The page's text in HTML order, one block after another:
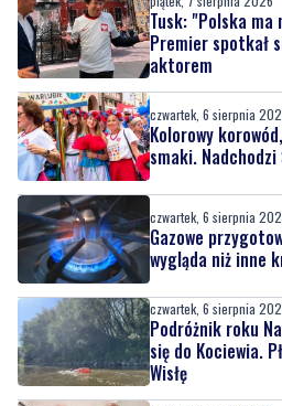
czwartek, 6 sierpnia
Kolorowy
smaki. Nadchodzi
czwartek, 6 sierpnia 2026
Gazowe
czwartek, 6 sierpnia
Podróżnik roku
się do Kociewia.
Wisłę
środa, 5 sierpnia 2026
Kradzież w
zatrzymaniem.
samego dnia